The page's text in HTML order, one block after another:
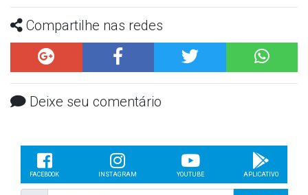
Compartilhe nas redes
Deixe seu comentário
FACEBOOK INSTAGRAM YOUTUBE APLICATIVO